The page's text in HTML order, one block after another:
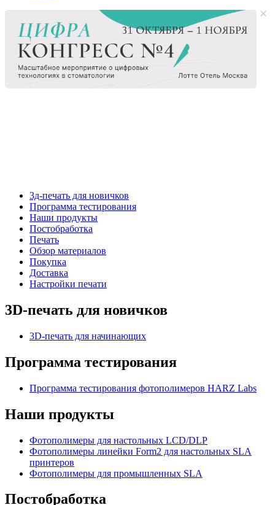
3д-печать для новичков
Программа тестирования
Наши продукты
Постобработка
Печать
Обзор материалов
Покупка
Доставка
Настройки печати
3D-печать для новичков
3D-печать для начинающих
Программа тестирования
Программа тестирования фотополимеров HARZ Labs
Наши продукты
Фотополимеры для настольных LCD/DLP
Фотополимеры линейки Form2 для настольных SLA
принтеров
Фотополимеры для промышленных SLA
Постобработка